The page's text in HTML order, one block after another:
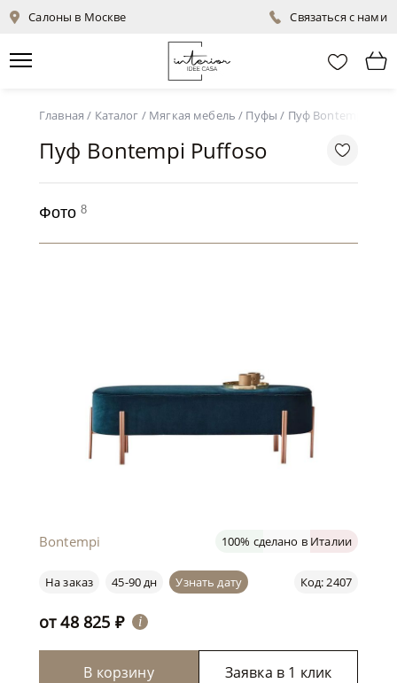
Салоны в Москве Связаться с нами
Главная / Каталог / Мягкая мебель / Пуфы / Пуф Bontempi
Пуф Bontempi Puffoso
Фото 8
Bontempi 100% сделано в Италии
Код: 2407
На заказ 45-90 дн Узнать дату
от48 825 ₽ i
В корзину Заявка в 1 клик